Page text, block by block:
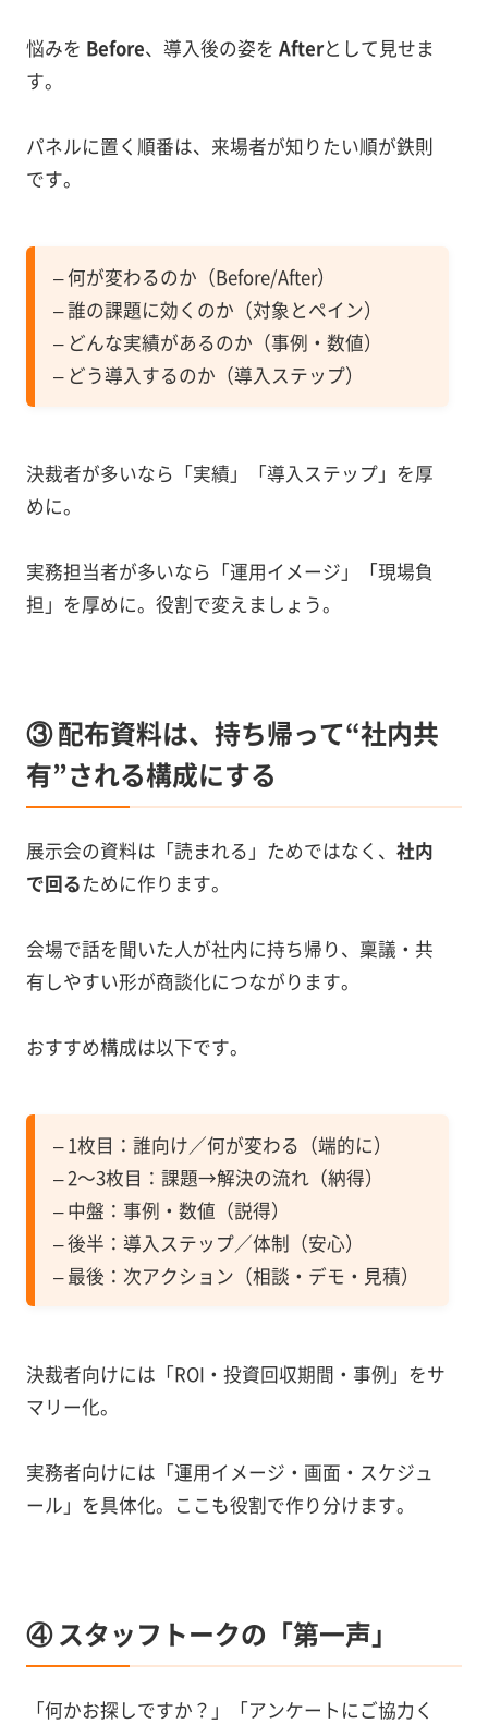
悩みを Before、導入後の姿を Afterとして見せま
す。
パネルに置く順番は、来場者が知りたい順が鉄則
です。
– 何が変わるのか（Before/After）
– 誰の課題に効くのか（対象とペイン）
– どんな実績があるのか（事例・数値）
– どう導入するのか（導入ステップ）
決裁者が多いなら「実績」「導入ステップ」を厚
めに。
実務担当者が多いなら「運用イメージ」「現場負
担」を厚めに。役割で変えましょう。
③ 配布資料は、持ち帰って“社内共
有”される構成にする
展示会の資料は「読まれる」ためではなく、 社内
で回るために作ります。
会場で話を聞いた人が社内に持ち帰り、稟議・共
有しやすい形が商談化につながります。
おすすめ構成は以下です。
– 1枚目：誰向け／何が変わる（端的に）
– 2〜3枚目：課題→解決の流れ（納得）
– 中盤：事例・数値（説得）
– 後半：導入ステップ／体制（安心）
– 最後：次アクション（相談・デモ・見積）
決裁者向けには「ROI・投資回収期間・事例」をサ
マリー化。
実務者向けには「運用イメージ・画面・スケジュ
ール」を具体化。ここも役割で作り分けます。
④ スタッフトークの「第一声」
「何かお探しですか？」「アンケートにご協力く